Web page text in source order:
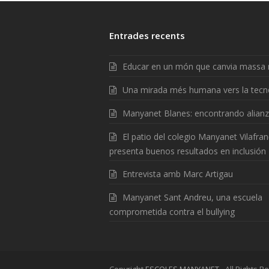
Entrades recents
Educar en un món que canvia massa
Una mirada més humana vers la
Manyanet Blanes: encontrando
El patio del colegio Manyanet
presenta buenos resultados en inclusión
Entrevista amb Marc Artigau
Manyanet Sant Andreu, una escuela
comprometida contra el bullying